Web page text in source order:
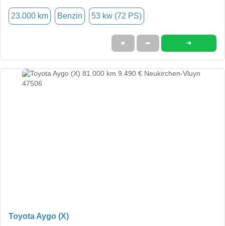
23.000 km Benzin 53 kw (72 PS)
★ ➦ ➜
Toyota Aygo (X)